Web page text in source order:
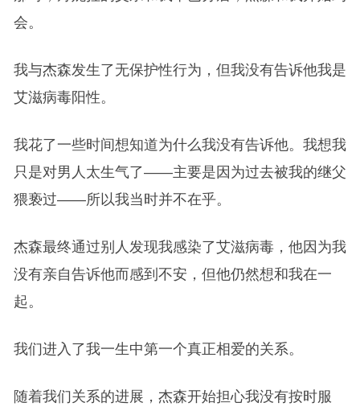
会。
我与杰森发生了无保护性行为，但我没有告诉他我是
艾滋病毒阳性。
我花了一些时间想知道为什么我没有告诉他。我想我
只是对男人太生气了——主要是因为过去被我的继父
猥亵过——所以我当时并不在乎。
杰森最终通过别人发现我感染了艾滋病毒，他因为我
没有亲自告诉他而感到不安，但他仍然想和我在一
起。
我们进入了我一生中第一个真正相爱的关系。
随着我们关系的进展，杰森开始担心我没有按时服